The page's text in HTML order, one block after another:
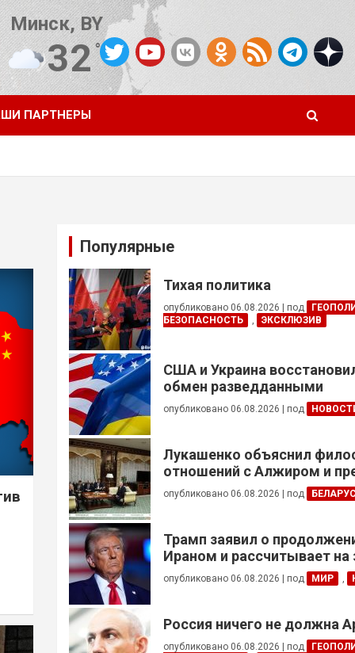
Минск, BY
32°C
от OpenWeatherMap
ПАРТНЕРЫ
Популярные
Тихая политика
опубликовано 06.08.2026 под
БЕЗОПАСНОСТЬ
, ЭКСКЛЮЗИВ
США и Украина
обмен разведданными
опубликовано 06.08.2026 под
Лукашенко объяснил
отношений с Алжиром и
ускорить реализацию
опубликовано 06.08.2026 под
Трамп заявил о
Ираном и рассчитывает на
сделки
опубликовано 06.08.2026 под МИР ,
Россия ничего не должна
опубликовано 06.08.2026 под